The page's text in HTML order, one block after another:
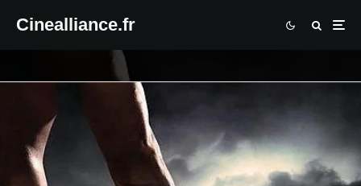
Cinealliance.fr